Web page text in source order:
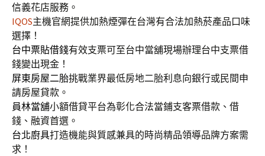
信義花店服務。
IQOS主機官網提供加熱煙彈在台灣有合法加熱菸產品口味
選擇！
台中票貼借錢有效支票可至台中當舖現場辦理台中支票借
錢變出現金！
屏東房屋二胎挑戰業界最低房地二胎利息向銀行或民間申
請房屋貸款。
員林當舖小額借貸平台為彰化合法當鋪支客票借款、借
錢、融資首選。
台北廚具打造機能與質感兼具的時尚精品領導品牌方案需
求！